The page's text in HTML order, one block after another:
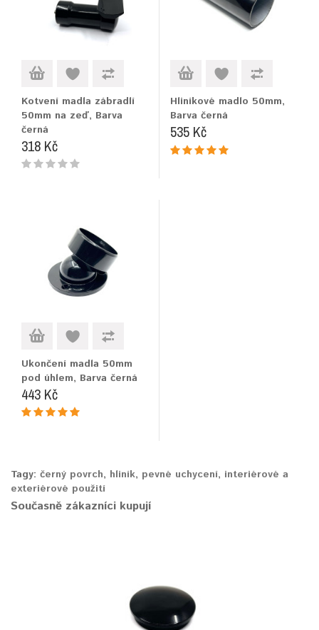
Kotvení madla zábradlí
50mm na zeď, Barva
černá
318 Kč
Hliníkové madlo 50mm,
Barva černá
535 Kč
Ukončení madla 50mm
pod úhlem, Barva černá
443 Kč
Tagy: černý povrch, hliník, pevné uchycení, interiérové a
exteriérové použití
Současně zákazníci kupují